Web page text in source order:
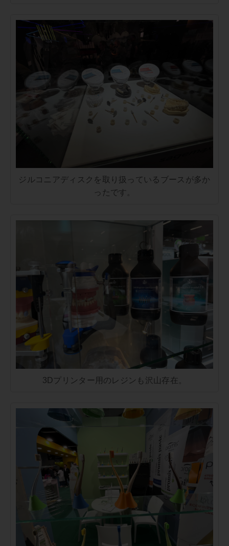
ジルコニアディスクを取り扱っているブースが多か
ったです。
3Dプリンター用のレジンも沢山存在。